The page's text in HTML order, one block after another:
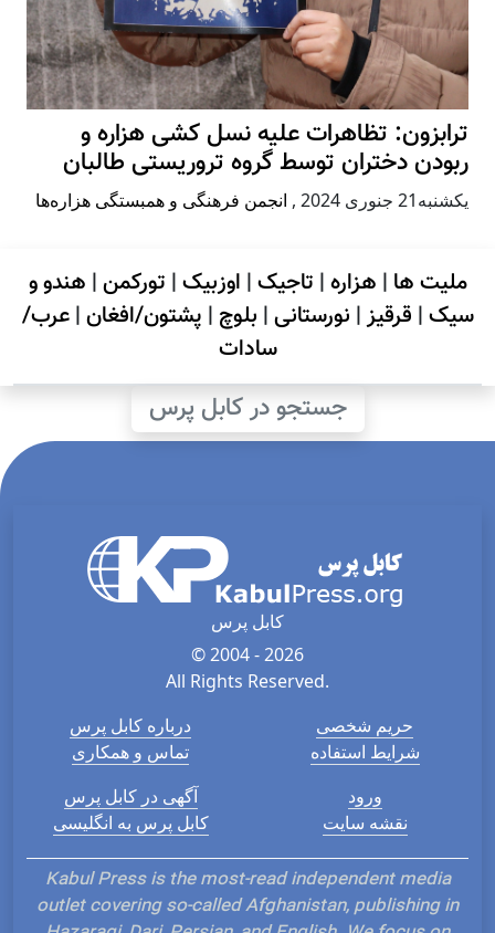
ترابزون: تظاهرات علیه نسل کشی هزاره و
ربودن دختران توسط گروه تروریستی طالبان
يكشنبه21 جنوری 2024 , انجمن فرهنگی و همبستگی هزاره‌ها
ملیت ها | هزاره| تاجیک| اوزبیک| تورکمن| هندو و
سیک| قرقیز| نورستانی| بلوچ | پشتون/افغان|عرب/
سادات
جستجو در کابل پرس
کابل پرس
© 2004 - 2026
All Rights Reserved.
درباره کابل پرس
تماس و همکاری
حریم شخصی
شرایط استفاده
آگهی در کابل پرس
کابل پرس به انگلیسی
ورود
نقشه سایت
Kabul Press is the most-read independent media
outlet covering so-called Afghanistan, publishing in